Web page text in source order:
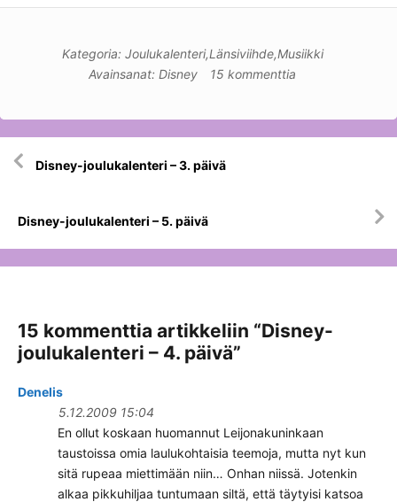
Kategoria: Joulukalenteri,Länsiviihde,Musiikki
Avainsanat: Disney 15 kommenttia
selausDisney-joulukalenteri – 3. päivä
Disney-joulukalenteri – 5. päivä
15 kommenttia artikkeliin “Disney-
joulukalenteri – 4. päivä”
Denelis
5.12.2009 15:04
En ollut koskaan huomannut Leijonakuninkaan
taustoissa omia laulukohtaisia teemoja, mutta nyt kun
sitä rupeaa miettimään niin… Onhan niissä. Jotenkin
alkaa pikkuhiljaa tuntumaan siltä, että täytyisi katsoa